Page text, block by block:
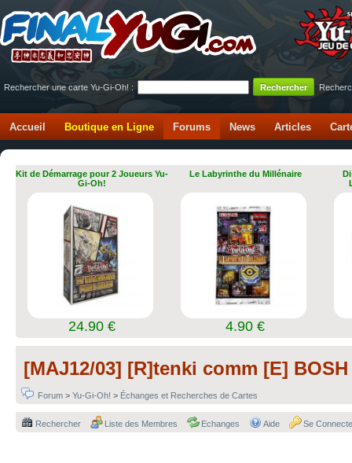
Rechercher une carte Yu-Gi-Oh! :
Accueil Boutique en Ligne Forums News Articles
Kit de Démarrage pour 2 Joueurs Yu-
Gi-Oh!
24.90 €
Le Labyrinthe du Millénaire
4.90 €
[MAJ12/03] [R]tenki comm [E]
Forum > Yu-Gi-Oh! > Échanges et Recherches de Cartes
Rechercher Liste des Membres Echanges Aide Se